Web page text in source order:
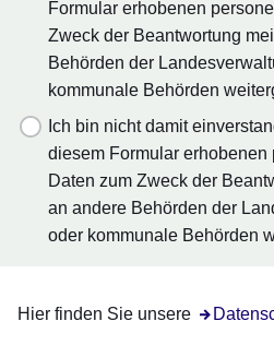
Formular erhobenen
Zweck der Beantwortung
Behörden der
kommunale Behörden
Ich bin nicht damit
diesem Formular erhobenen
Daten zum Zweck der
an andere Behörden der
oder kommunale Behörden
Hier finden Sie unsere Öffnet